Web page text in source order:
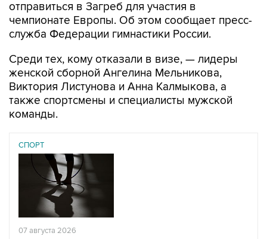
отправиться в Загреб для участия в
чемпионате Европы. Об этом сообщает пресс-
служба Федерации гимнастики России.
Среди тех, кому отказали в визе, — лидеры
женской сборной Ангелина Мельникова,
Виктория Листунова и Анна Калмыкова, а
также спортсмены и специалисты мужской
команды.
СПОРТ
07 августа 2026